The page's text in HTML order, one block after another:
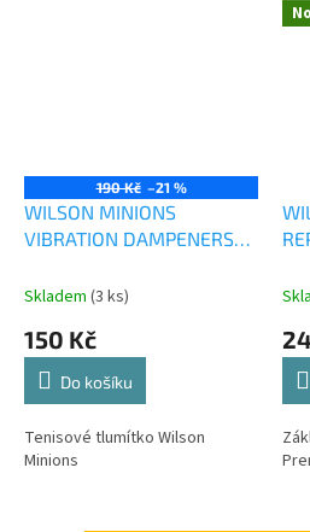
190 Kč –21 %
WILSON MINIONS
VIBRATION DAMPENERS
Skladem (3 ks)
150 Kč
Do košíku
Tenisové tlumítko Wilson
Minions